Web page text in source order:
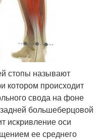
стопы называют
котором происходит
свода на фоне
большеберцовой
искривление оси
ее среднего